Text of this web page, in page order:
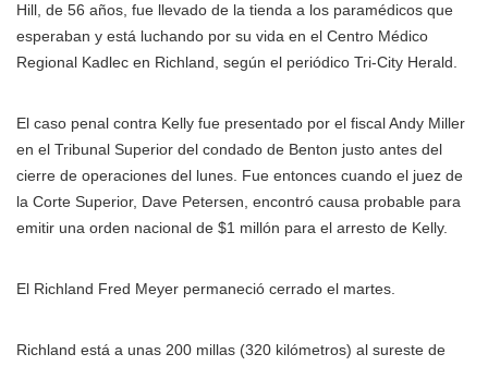
Hill, de 56 años, fue llevado de la tienda a los paramédicos que
esperaban y está luchando por su vida en el Centro Médico
Regional Kadlec en Richland, según el periódico Tri-City Herald.
El caso penal contra Kelly fue presentado por el fiscal Andy Miller
en el Tribunal Superior del condado de Benton justo antes del
cierre de operaciones del lunes. Fue entonces cuando el juez de
la Corte Superior, Dave Petersen, encontró causa probable para
emitir una orden nacional de $1 millón para el arresto de Kelly.
El Richland Fred Meyer permaneció cerrado el martes.
Richland está a unas 200 millas (320 kilómetros) al sureste de